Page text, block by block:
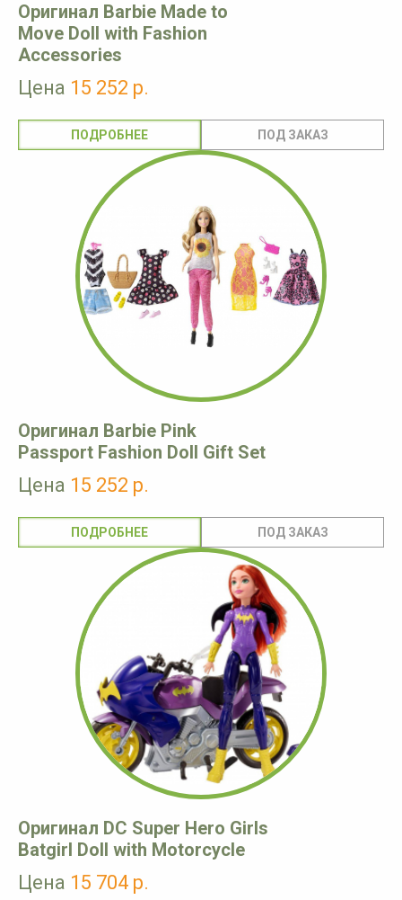
Оригинал Barbie Made to
Move Doll with Fashion
Accessories
Цена 15 252 р.
ПОДРОБНЕЕ
Оригинал Barbie Pink
Passport Fashion Doll Gift Set
Цена 15 252 р.
ПОДРОБНЕЕ
Оригинал DC Super Hero Girls
Batgirl Doll with Motorcycle
Цена 15 704 р.